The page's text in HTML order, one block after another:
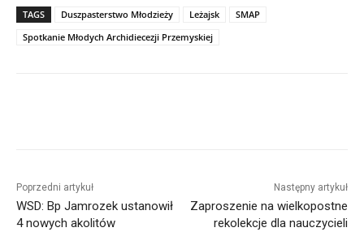
TAGS Duszpasterstwo Młodzieży Leżajsk
SMAP
Spotkanie Młodych Archidiecezji Przemyskiej
Poprzedni artykuł
WSD: Bp Jamrozek ustanowił
4 nowych akolitów
Następny artykuł
Zaproszenie na wielkopostne
rekolekcje dla nauczycieli